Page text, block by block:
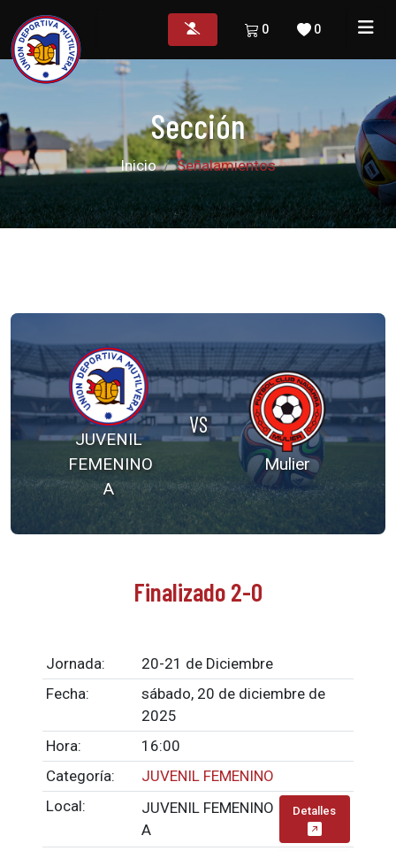
0
0
Sección
Inicio Señalamientos
JUVENIL
FEMENINO
A
VS
Mulier
Finalizado 2-0
Jornada:
20-21 de Diciembre
Fecha:
sábado, 20 de diciembre de
2025
Hora:
16:00
Categoría:
JUVENIL FEMENINO
Local:
JUVENIL FEMENINO
A
Detalles